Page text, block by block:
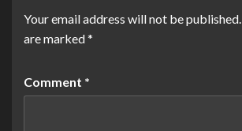
Your email address will not be published.
are marked*
Comment *